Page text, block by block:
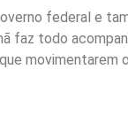
federal e
faz todo
movimentarem